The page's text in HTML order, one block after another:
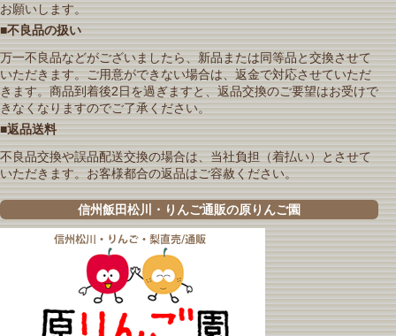
お願いします。
■不良品の扱い
万一不良品などがございましたら、新品または同等品と交換させて
いただきます。ご用意ができない場合は、返金で対応させていただ
きます。商品到着後2日を過ぎますと、返品交換のご要望はお受けで
きなくなりますのでご了承ください。
■返品送料
不良品交換や誤品配送交換の場合は、当社負担（着払い）とさせて
いただきます。お客様都合の返品はご容赦ください。
信州飯田松川・りんご通販の原りんご園